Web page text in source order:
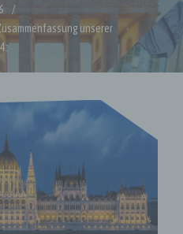
unserer